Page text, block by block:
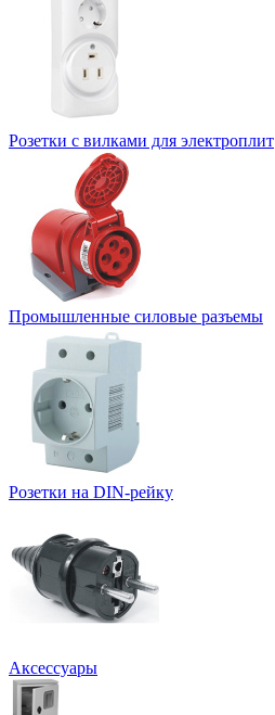
Розетки с вилками для электроплит
Промышленные силовые разъемы
Розетки на DIN-рейку
Аксессуары